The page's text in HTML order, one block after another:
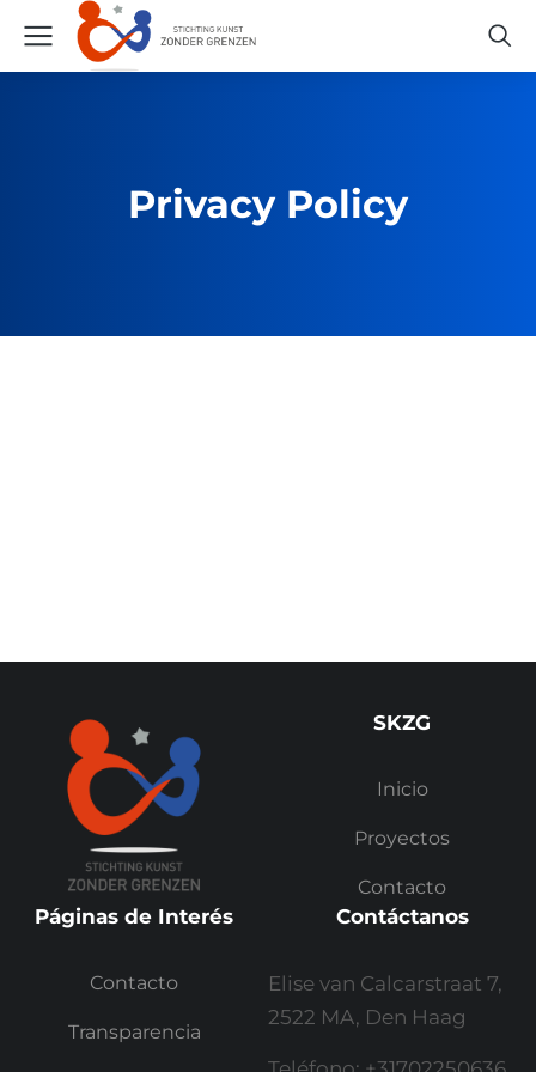
Privacy Policy
SKZG
Inicio
Proyectos
Contacto
Páginas de Interés
Contacto
Transparencia
Contáctanos
Elise van Calcarstraat 7,
2522 MA, Den Haag